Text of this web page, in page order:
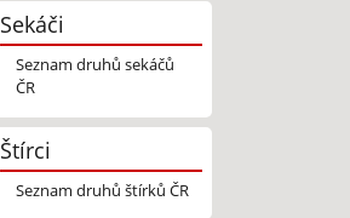
Sekáči
Seznam druhů sekáčů
ČR
Štírci
Seznam druhů štírků ČR